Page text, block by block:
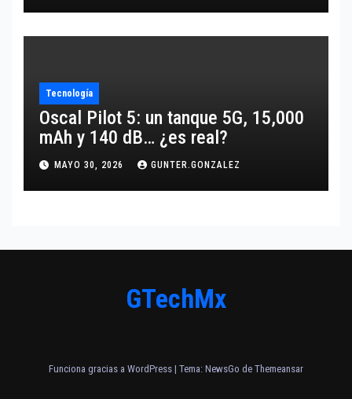
Tecnología
Oscal Pilot 5: un tanque 5G, 15,000
mAh y 140 dB… ¿es real?
MAYO 30, 2026 GUNTER.GONZALEZ
GTechMx
Funciona gracias a WordPress | Tema: NewsGo de Themeansar